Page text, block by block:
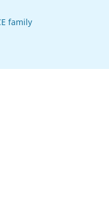
family